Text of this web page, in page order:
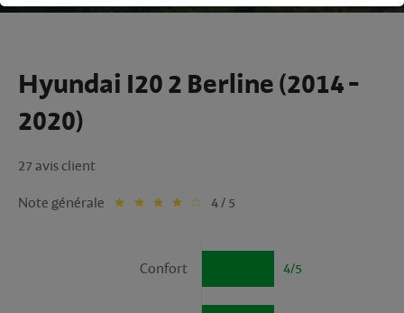
Hyundai I20 2 Berline (2014 -
2020)
27 avis client
Note générale 4 / 5
4/5
Confort